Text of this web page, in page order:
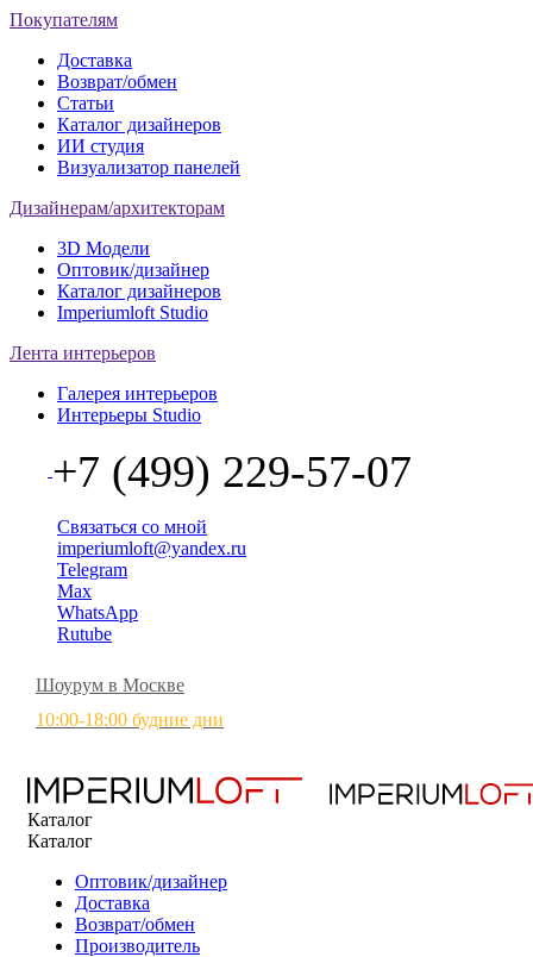
Покупателям
Доставка
Возврат/обмен
Статьи
Каталог дизайнеров
ИИ студия
Визуализатор панелей
Дизайнерам/архитекторам
3D Модели
Оптовик/дизайнер
Каталог дизайнеров
Imperiumloft Studio
Лента интерьеров
Галерея интерьеров
Интерьеры Studio
+7 (499) 229-57-07
Связаться со мной
imperiumloft@yandex.ru
Telegram
Max
WhatsApp
Rutube
Шоурум в Москве
10:00-18:00 будние дни
Каталог
Каталог
Оптовик/дизайнер
Доставка
Возврат/обмен
Производитель